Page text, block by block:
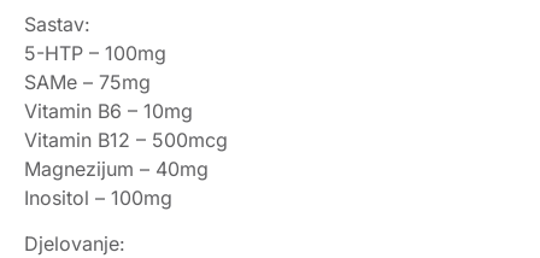
Sastav:
5-HTP – 100mg
SAMe – 75mg
Vitamin B6 – 10mg
Vitamin B12 – 500mcg
Magnezijum – 40mg
Inositol – 100mg
Djelovanje: